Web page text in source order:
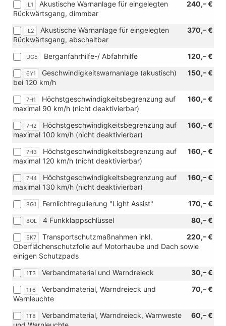
IL1 240,– €
Akustische Warnanlage für eingelegten
Rückwärtsgang, dimmbar
IL2 370,– €
Akustische Warnanlage für eingelegten
Rückwärtsgang, abschaltbar
UG5 120,– €
Berganfahrhilfe-/ Abfahrhilfe
6Y1 150,– €
Geschwindigkeitswarnanlage (akustisch)
bei 120 km/h
7H1 160,– €
Höchstgeschwindigkeitsbegrenzung auf
maximal 90 km/h (nicht deaktivierbar)
7H2 160,– €
Höchstgeschwindigkeitsbegrenzung auf
maximal 100 km/h (nicht deaktivierbar)
7H3 160,– €
Höchstgeschwindigkeitsbegrenzung auf
maximal 120 km/h (nicht deaktivierbar)
7H4 160,– €
Höchstgeschwindigkeitsbegrenzung auf
maximal 130 km/h (nicht deaktivierbar)
8G1 170,– €
Fernlichtregulierung "Light Assist"
8QL 80,– €
4 Funkklappschlüssel
5K7 220,– €
Transportschutzmaßnahmen inkl.
Oberflächenschutzfolie auf Motorhaube und Dach sowie
einigen Schutzpads
1T3 30,– €
Verbandmaterial und Warndreieck
1T6 70,– €
Verbandmaterial, Warndreieck und
Warnleuchte
1T8 60,– €
Verbandmaterial, Warndreieck, Warnweste